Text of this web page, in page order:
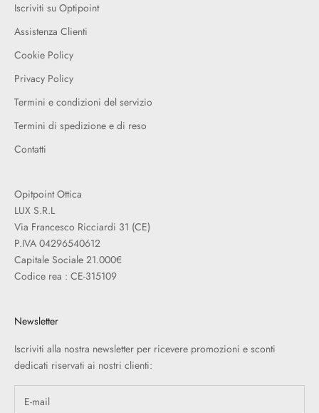
Iscriviti su Optipoint
Assistenza Clienti
Cookie Policy
Privacy Policy
Termini e condizioni del servizio
Termini di spedizione e di reso
Contatti
Opitpoint Ottica
LUX S.R.L
Via Francesco Ricciardi 31 (CE)
P.IVA 04296540612
Capitale Sociale 21.000€
Codice rea : CE-315109
Newsletter
Iscriviti alla nostra newsletter per ricevere promozioni e sconti
dedicati riservati ai nostri clienti: